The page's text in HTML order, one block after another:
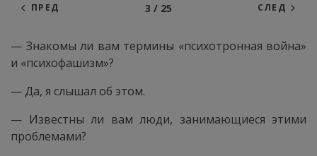
ПРЕД 3 / 25 СЛЕД
— Знакомы ли вам термины «психотронная война»
и «психофашизм»?
— Да, я слышал об этом.
— Известны ли вам люди, занимающиеся этими
проблемами?